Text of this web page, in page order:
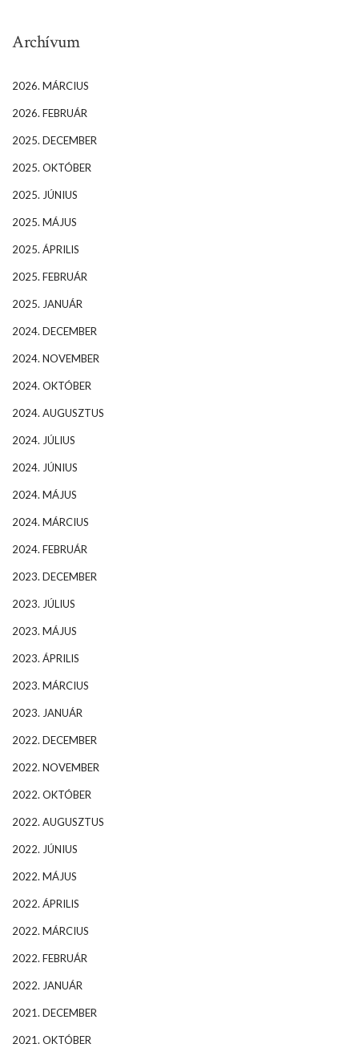
Archívum
2026. MÁRCIUS
2026. FEBRUÁR
2025. DECEMBER
2025. OKTÓBER
2025. JÚNIUS
2025. MÁJUS
2025. ÁPRILIS
2025. FEBRUÁR
2025. JANUÁR
2024. DECEMBER
2024. NOVEMBER
2024. OKTÓBER
2024. AUGUSZTUS
2024. JÚLIUS
2024. JÚNIUS
2024. MÁJUS
2024. MÁRCIUS
2024. FEBRUÁR
2023. DECEMBER
2023. JÚLIUS
2023. MÁJUS
2023. ÁPRILIS
2023. MÁRCIUS
2023. JANUÁR
2022. DECEMBER
2022. NOVEMBER
2022. OKTÓBER
2022. AUGUSZTUS
2022. JÚNIUS
2022. MÁJUS
2022. ÁPRILIS
2022. MÁRCIUS
2022. FEBRUÁR
2022. JANUÁR
2021. DECEMBER
2021. OKTÓBER